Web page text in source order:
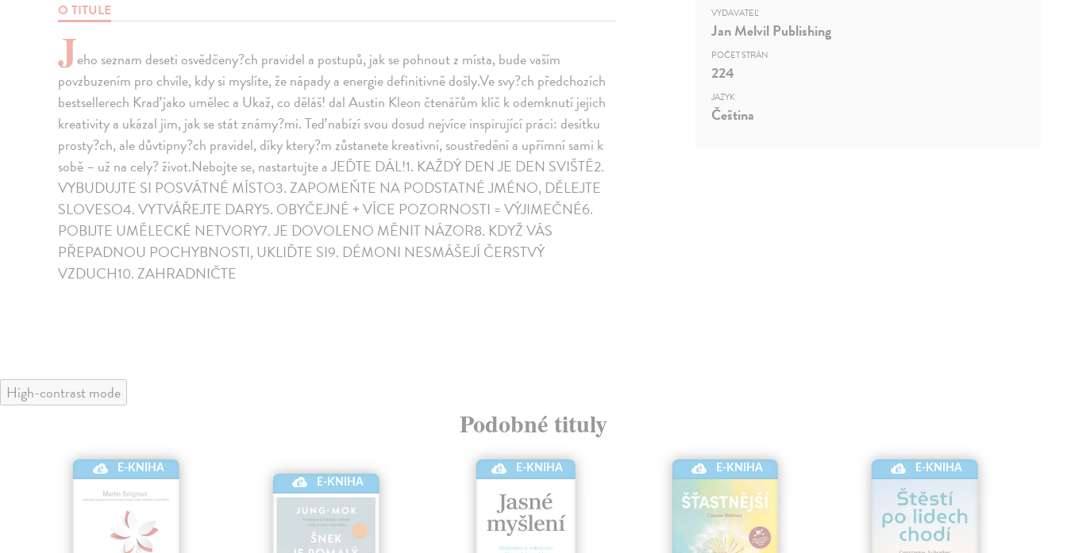
O TITULE
Jeho seznam deseti osvědčeny?ch pravidel a postupů, jak se pohnout z místa, bude vaším
povzbuzením pro chvíle, kdy si myslíte, že nápady a energie definitivně došly.Ve svy?ch předchozích
bestsellerech Kraď jako umělec a Ukaž, co děláš! dal Austin Kleon čtenářům klíč k odemknutí jejich
kreativity a ukázal jim, jak se stát známy?mi. Teď nabízí svou dosud nejvíce inspirující práci: desítku
prosty?ch, ale důvtipny?ch pravidel, díky ktery?m zůstanete kreativní, soustředění a upřímní sami k
sobě – už na cely? život.Nebojte se, nastartujte a JEĎTE DÁL!1. KAŽDÝ DEN JE DEN SVIŠTĚ2.
VYBUDUJTE SI POSVÁTNÉ MÍSTO3. ZAPOMEŇTE NA PODSTATNÉ JMÉNO, DĚLEJTE
SLOVESO4. VYTVÁŘEJTE DARY5. OBYČEJNÉ + VÍCE POZORNOSTI = VÝJIMEČNÉ6.
POBIJTE UMĚLECKÉ NETVORY7. JE DOVOLENO MĚNIT NÁZOR8. KDYŽ VÁS
PŘEPADNOU POCHYBNOSTI, UKLIĎTE SI9. DÉMONI NESMÁŠEJÍ ČERSTVÝ
VZDUCH10. ZAHRADNIČTE
VYDAVATEĽ
Jan Melvil Publishing
POČET STRÁN
224
JAZYK
Čeština
High-contrast mode
Podobné tituly
E-KNIHA
E-KNIHA
E-KNIHA E-KNIHA E-KNIHA